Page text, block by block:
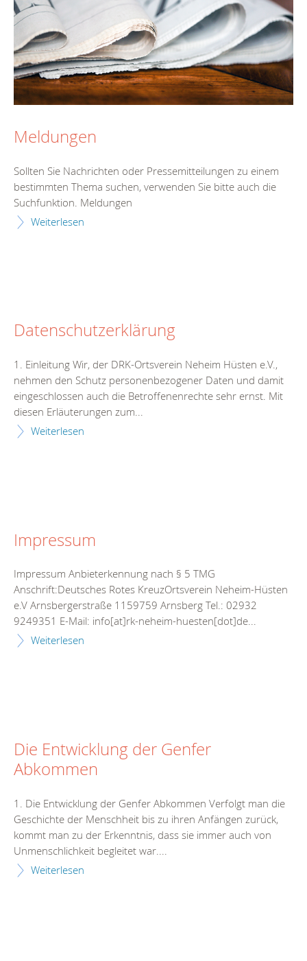
Meldungen
Sollten Sie Nachrichten oder Pressemitteilungen zu einem
bestimmten Thema suchen, verwenden Sie bitte auch die
Suchfunktion. Meldungen
Weiterlesen
Datenschutzerklärung
1. Einleitung Wir, der DRK-Ortsverein Neheim Hüsten e.V.,
nehmen den Schutz personenbezogener Daten und damit
eingeschlossen auch die Betroffenenrechte sehr ernst. Mit
diesen Erläuterungen zum...
Weiterlesen
Impressum
Impressum Anbieterkennung nach § 5 TMG
Anschrift:Deutsches Rotes KreuzOrtsverein Neheim-Hüsten
e.V Arnsbergerstraße 1159759 Arnsberg Tel.: 02932
9249351 E-Mail: info[at]rk-neheim-huesten[dot]de...
Weiterlesen
Die Entwicklung der Genfer
Abkommen
1. Die Entwicklung der Genfer Abkommen Verfolgt man die
Geschichte der Menschheit bis zu ihren Anfängen zurück,
kommt man zu der Erkenntnis, dass sie immer auch von
Unmenschlichkeit begleitet war....
Weiterlesen